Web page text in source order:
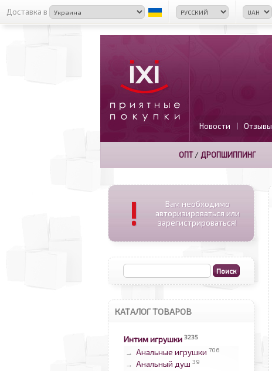
Доставка в
Новости | Отзывы
ОПТ/ ДРОПШИППИНГ
!
Вам необходимо
авторизироваться или
зарегистрироваться!
КАТАЛОГ ТОВАРОВ
Интим игрушки 3235
→ Анальные игрушки 706
→ Анальный душ 39